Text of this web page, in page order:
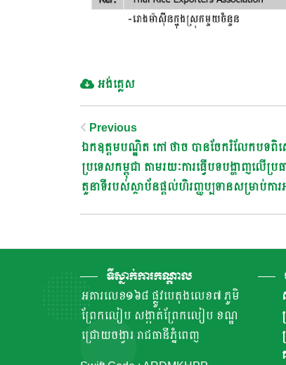
អង់គ្លេស
Post
Navigation
Previous
ឯកឧត្តមបណ្ឌិត កៅ ថាច បានចែករំលែកបទពិ
ប្រទេសកម្ពុជា តាមរយៈការធ្វើបទបង្ហាញលើប្រ
តួនាទីរបស់ស្ថាប័នផ្តល់ហិរញ្ញប្បទានសម្រាប់ការ
Development Financing Institutions in
the Pacific (ADFIAP)
ទីស្នាក់ការកណ្តាល
អគារលេខ១៦៨ ផ្លូវបេតុងលេខ៧ ភូមិ
ព្រែកលៀប សង្កាត់ព្រែកលៀប ខណ្ឌ
ជ្រោយចង្វារ រាជធានីភ្នំពេញ